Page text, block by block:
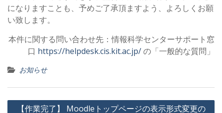
になりますことも、予めご了承頂ますよう、よろしくお願
い致します。
本件に関する問い合わせ先：情報科学センターサポート窓
口 https://helpdesk.cis.kit.ac.jp/の「一般的な質問」
お知らせ
投
【作業完了】 Moodleトップページの表示形式変更の